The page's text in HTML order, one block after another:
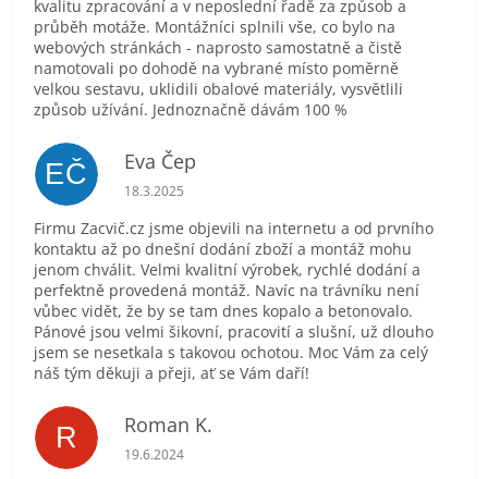
kvalitu zpracování a v neposlední řadě za způsob a
průběh motáže. Montážníci splnili vše, co bylo na
webových stránkách - naprosto samostatně a čistě
namotovali po dohodě na vybrané místo poměrně
velkou sestavu, uklidili obalové materiály, vysvětlili
způsob užívání. Jednoznačně dávám 100 %
EČ Eva Čep
Hodnocení obchodu je 5 z 5 hvězdiček.
18.3.2025
Firmu Zacvič.cz jsme objevili na internetu a od prvního
kontaktu až po dnešní dodání zboží a montáž mohu
jenom chválit. Velmi kvalitní výrobek, rychlé dodání a
perfektně provedená montáž. Navíc na trávníku není
vůbec vidět, že by se tam dnes kopalo a betonovalo.
Pánové jsou velmi šikovní, pracovití a slušní, už dlouho
jsem se nesetkala s takovou ochotou. Moc Vám za celý
náš tým děkuji a přeji, ať se Vám daří!
R Roman K.
Hodnocení obchodu je 5 z 5 hvězdiček.
19.6.2024